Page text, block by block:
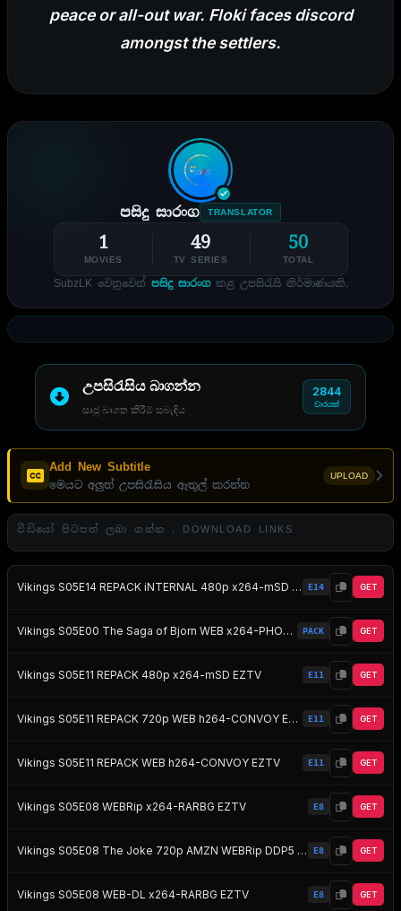
peace or all-out war. Floki faces discord
amongst the settlers.
පසිදු සාරංග TRANSLATOR
1
MOVIES
49
TV SERIES
50
TOTAL
SubzLK වෙනුවෙන් පසිදු සාරංගකළ උපසිරැසි නිර්මාණයකි.
උපසිරැසිය බාගන්න
සෘජු බාගත කිරීම් සබැඳිය
2844
වාරයක්
Add New Subtitle
මෙයට අලුත් උපසිරැසිය ඇතුල් කරන්න
UPLOAD
වීඩියෝ පිටපත් ලබා ගන්න . DOWNLOAD LINKS
Vikings S05E14 REPACK iNTERNAL 480p x264-mSD EZTV E14 GET
Vikings S05E00 The Saga of Bjorn WEB x264-PHOENiX EZTV PACK GET
Vikings S05E11 REPACK 480p x264-mSD EZTV E11 GET
Vikings S05E11 REPACK 720p WEB h264-CONVOY EZTV E11 GET
Vikings S05E11 REPACK WEB h264-CONVOY EZTV E11 GET
Vikings S05E08 WEBRip x264-RARBG EZTV E8 GET
Vikings S05E08 The Joke 720p AMZN WEBRip DDP5 1 x264-NTb EZTV E8 GET
Vikings S05E08 WEB-DL x264-RARBG EZTV E8 GET